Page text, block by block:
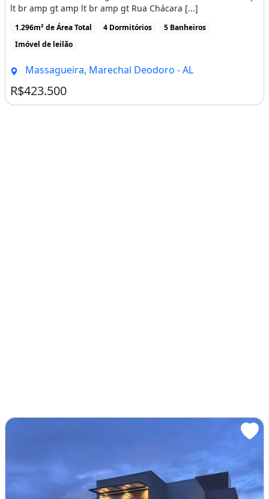
lt br amp gt amp lt br amp gt Rua Chácara [...]
1.296m² de Área Total 4 Dormitórios
5 Banheiros
Imóvel de leilão
Massagueira, Marechal Deodoro - AL
R$423.500